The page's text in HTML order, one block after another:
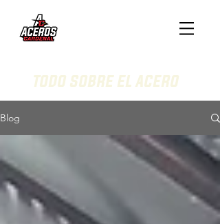
todo sobre el acero
Blog